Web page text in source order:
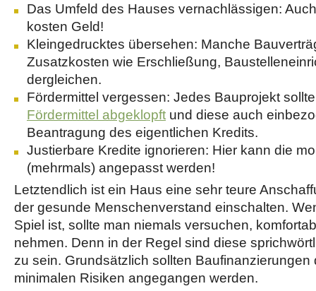
Das Umfeld des Hauses vernachlässigen:
kosten Geld!
Kleingedrucktes übersehen: Manche
Zusatzkosten wie Erschließung,
dergleichen.
Fördermittel vergessen: Jedes Bauprojekt
Fördermittel abgeklopft und diese auch
Beantragung des eigentlichen Kredits.
Justierbare Kredite ignorieren: Hier kann die
(mehrmals) angepasst werden!
Letztendlich ist ein Haus eine sehr teure
der gesunde Menschenverstand einschalten.
Spiel ist, sollte man niemals versuchen,
nehmen. Denn in der Regel sind diese
zu sein. Grundsätzlich sollten Baufinanzierungen
minimalen Risiken angegangen werden.